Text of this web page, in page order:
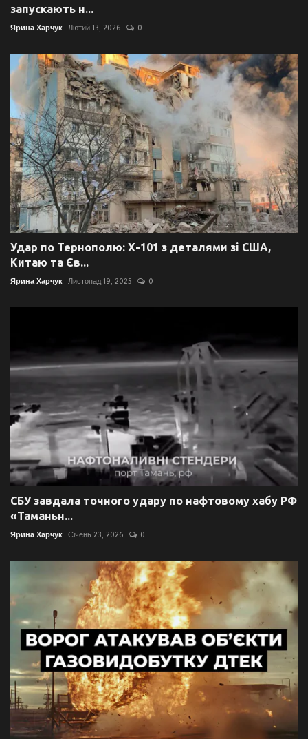
запускають н...
Ярина Харчук Лютий 13, 2026 0
Удар по Тернополю: Х-101 з деталями зі США,
Китаю та Єв...
Ярина Харчук Листопад 19, 2025 0
СБУ завдала точного удару по нафтовому хабу РФ
«Таманьн...
Ярина Харчук Січень 23, 2026 0